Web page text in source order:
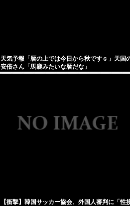
天気予報「暦の上では今日から秋です☺」天国
安倍さん「馬鹿みたいな暦だな」
【衝撃】韓国サッカー協会、外国人審判に「性